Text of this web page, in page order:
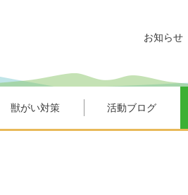
獣がい対策 活動ブログ
お知らせ